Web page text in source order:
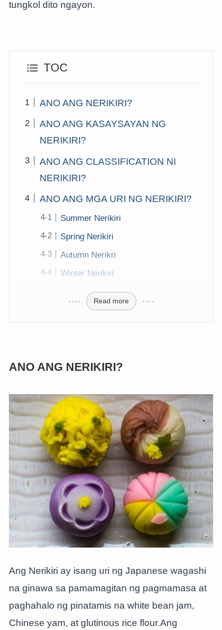
tungkol dito ngayon.
TOC
ANO ANG NERIKIRI?
ANO ANG KASAYSAYAN NG
NERIKIRI?
ANO ANG CLASSIFICATION NI
NERIKIRI?
ANO ANG MGA URI NG NERIKIRI?
Summer Nerikiri
Spring Nerikiri
Autumn Nerikri
Winter Nerikiri
Read more
ANO ANG NERIKIRI?
Ang Nerikiri ay isang uri ng Japanese wagashi
na ginawa sa pamamagitan ng pagmamasa at
paghahalo ng pinatamis na white bean jam,
Chinese yam, at glutinous rice flour.Ang